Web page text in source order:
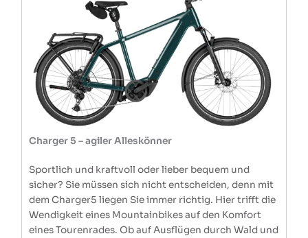
Charger 5 – agiler Alleskönner
Sportlich und kraftvoll oder lieber bequem und
sicher? Sie müssen sich nicht entscheiden, denn mit
dem Charger5 liegen Sie immer richtig. Hier trifft die
Wendigkeit eines Mountainbikes auf den Komfort
eines Tourenrades. Ob auf Ausflügen durch Wald und